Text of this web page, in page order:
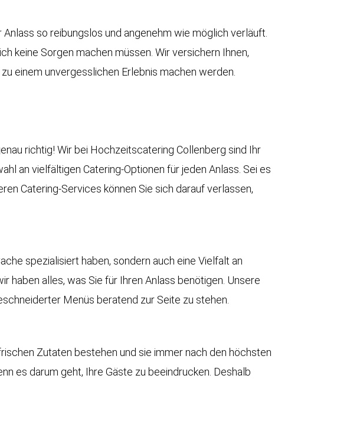
so reibungslos und angenehm wie möglich verläuft.
keine Sorgen machen müssen. Wir versichern Ihnen,
einem unvergesslichen Erlebnis machen werden.
richtig! Wir bei Hochzeitscatering Collenberg sind Ihr
an vielfältigen Catering-Optionen für jeden Anlass. Sei es
Catering-Services können Sie sich darauf verlassen,
spezialisiert haben, sondern auch eine Vielfalt an
haben alles, was Sie für Ihren Anlass benötigen. Unsere
Menüs beratend zur Seite zu stehen.
Zutaten bestehen und sie immer nach den höchsten
es darum geht, Ihre Gäste zu beeindrucken. Deshalb